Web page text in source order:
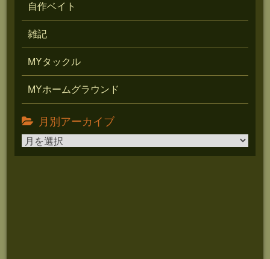
自作ベイト
雑記
MYタックル
MYホームグラウンド
月別アーカイブ